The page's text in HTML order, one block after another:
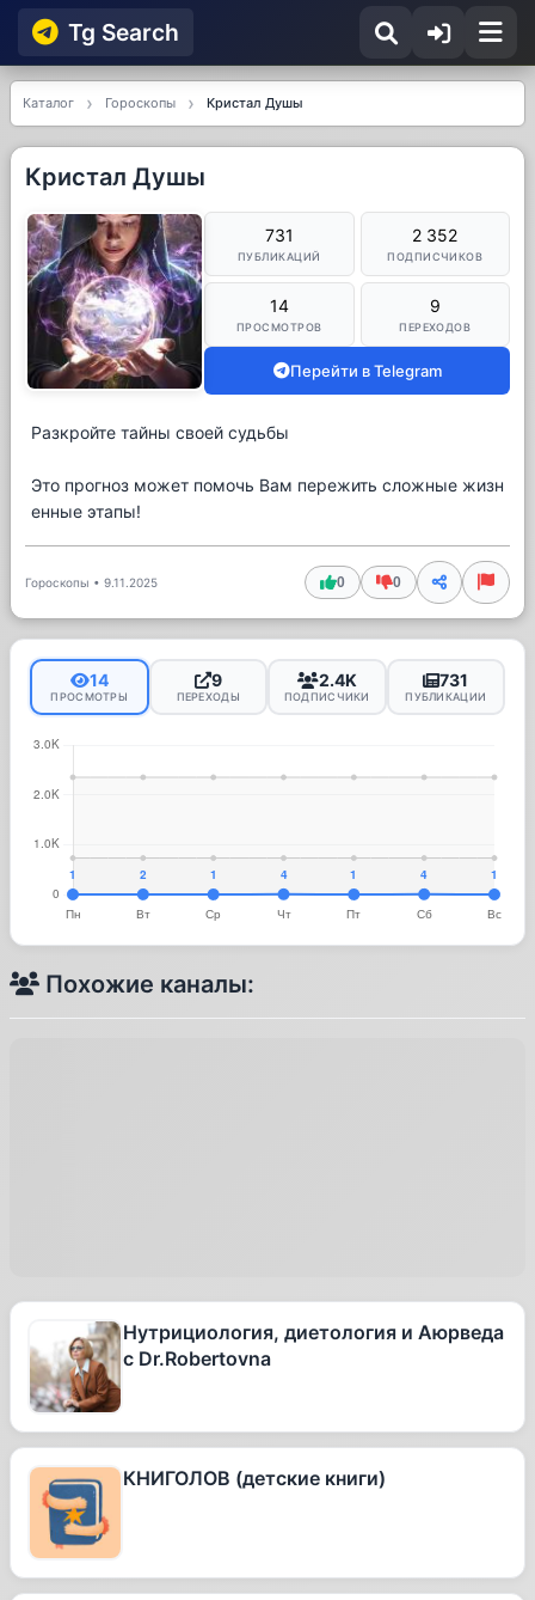
Tg Searсh
Каталог Гороскопы Кристал Душы
Кристал Душы
731
ПУБЛИКАЦИЙ
2 352
ПОДПИСЧИКОВ
14
ПРОСМОТРОВ
9
ПЕРЕХОДОВ
Перейти в Telegram
Разкройте тайны своей судьбы
Это прогноз может помочь Вам пережить сложные жизн
енные этапы!
Гороскопы • 9.11.2025 0 0
14
ПРОСМОТРЫ
9
ПЕРЕХОДЫ
2.4K
ПОДПИСЧИКИ
731
ПУБЛИКАЦИИ
Похожие каналы:
Нутрициология, диетология и Аюрведа
с Dr.Robertovna
КНИГОЛОВ (детские книги)